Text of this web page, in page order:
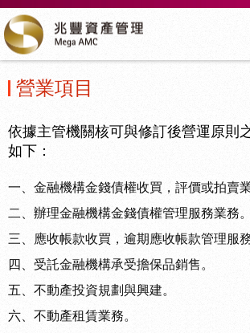
營業項目
依據主管機關核可與修訂後營運原則
如下：
一、金融機構金錢債權收買，評價或拍賣業
二、辦理金融機構金錢債權管理服務業務。
三、應收帳款收買，逾期應收帳款管理服務
四、受託金融機構承受擔保品銷售。
五、不動產投資規劃與興建。
六、不動產租賃業務。